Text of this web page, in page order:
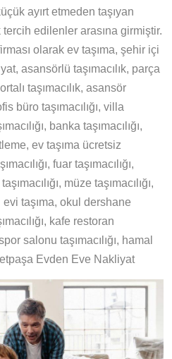
ayırt etmeden taşıyan
edilenler arasına girmiştir.
olarak ev taşıma, şehir içi
asansörlü taşımacılık, parça
taşımacılık, asansör
büro taşımacılığı, villa
banka taşımacılığı,
ev taşıma ücretsiz
fuar taşımacılığı,
müze taşımacılığı,
evi taşıma, okul dershane
kafe restoran
salonu taşımacılığı, hamal
Evden Eve Nakliyat